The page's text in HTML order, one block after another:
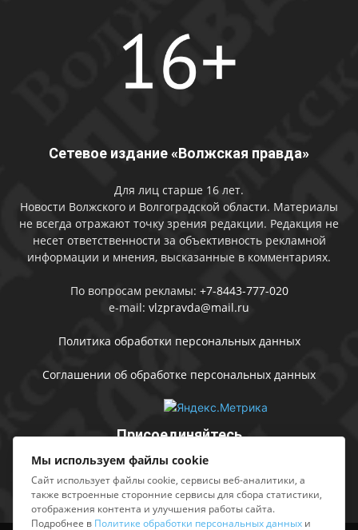
Сетевое издание «Волжская правда»
Для лиц старше 16 лет.
Новости Волжского и Волгоградской области. Материалы
не всегда отражают точку зрения редакции. Редакция не
несет ответственности за объективность рекламной
информации и мнения, высказанные в комментариях.
По вопросам рекламы: +7-8443-777-020
e-mail: vlzpravda@mail.ru
Политика обработки персональных данных
Соглашении об обработке персональных данных
Присоединяйтесь
Мы используем файлы cookie
Сайт использует файлы cookie, сервисы веб-аналитики, а
также встроенные сторонние сервисы для сбора статистики,
отображения контента и улучшения работы сайта.
Подробнее в Политике обработки персональных данных и